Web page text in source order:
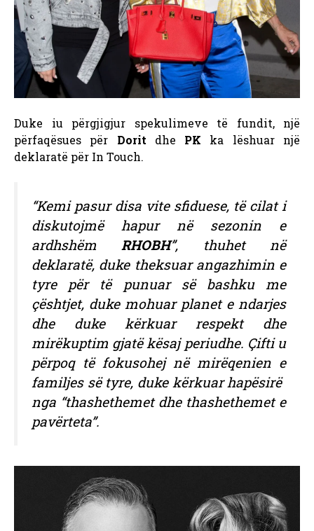
Duke iu përgjigjur spekulimeve të fundit, një
përfaqësues për Dorit dhe PK ka lëshuar një
deklaratë për In Touch.
“Kemi pasur disa vite sfiduese, të cilat i
diskutojmë hapur në sezonin e
ardhshëmRHOBH”, thuhet në
deklaratë, duke theksuar angazhimin e
tyre për të punuar së bashku me
çështjet, duke mohuar planet e ndarjes
dhe duke kërkuar respekt dhe
mirëkuptim gjatë kësaj periudhe. Çifti u
përpoq të fokusohej në mirëqenien e
familjes së tyre, duke kërkuar hapësirë ​​
nga “thashethemet dhe thashethemet e
pavërteta”.